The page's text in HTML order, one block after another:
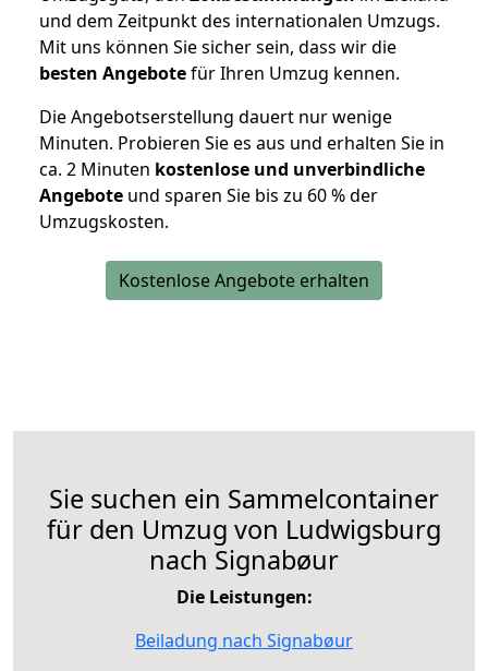
und dem Zeitpunkt des internationalen Umzugs.
Mit uns können Sie sicher sein, dass wir die
besten Angebotefür Ihren Umzug kennen.
Die Angebotserstellung dauert nur wenige
Minuten. Probieren Sie es aus und erhalten Sie in
ca. 2 Minuten kostenlose und unverbindliche
Angebote und sparen Sie bis zu 60 % der
Umzugskosten.
Kostenlose Angebote erhalten
Sie suchen ein Sammelcontainer
für den Umzug von Ludwigsburg
nach Signabøur
Die Leistungen:
Beiladung nach Signabøur